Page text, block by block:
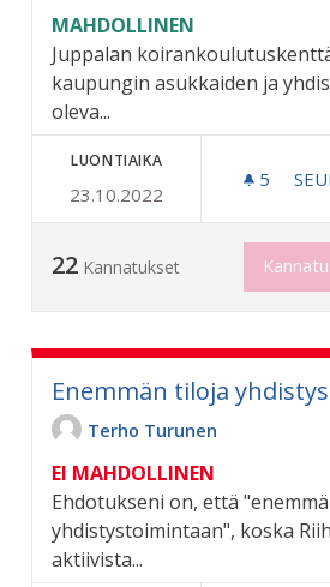
MAHDOLLINEN
Juppalan
kaupungin asukkaiden ja
oleva...
LUONTIAIKA
23.10.2022
5 5
22 Kannatukset
Enemmän tiloja
Terho Turunen
EI MAHDOLLINEN
Ehdotukseni on, että
yhdistystoimintaan", koska
aktiivista...